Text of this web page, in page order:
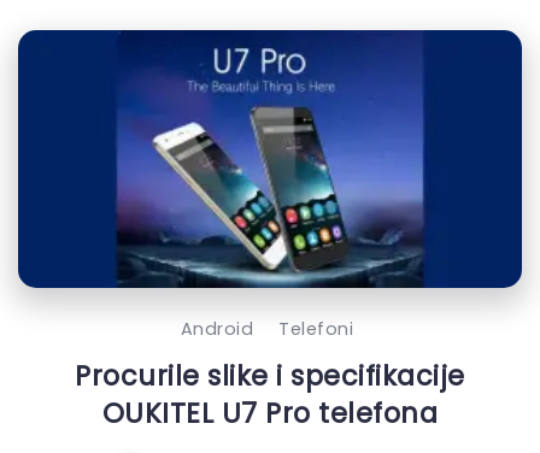
Android Telefoni
Procurile slike i specifikacije
OUKITEL U7 Pro telefona